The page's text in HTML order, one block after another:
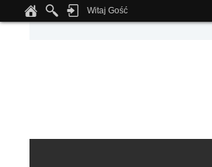
Notice: Undefined index: tapatalk_body_hook in
Witaj Gość